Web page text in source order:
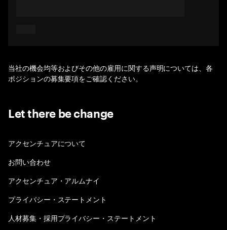
当社の機会均等およびその他の雇用に関する声明については、各
ポジションの募集要項をご確認ください。
Let there be change
アクセンチュアについて
お問い合わせ
アクセンチュア・アルムナイ
プライバシー・ステートメント
人材募集・採用プライバシー・ステートメント